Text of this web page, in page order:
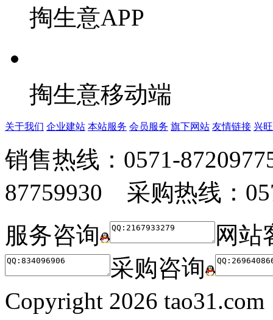
掏生意APP
掏生意移动端
关于我们 企业建站 本站服务 会员服务 旗下网站 友情链接 兴
销售热线：0571-
87759930 采购热线：
服务咨询
网站
采购咨询
Copyright 2026